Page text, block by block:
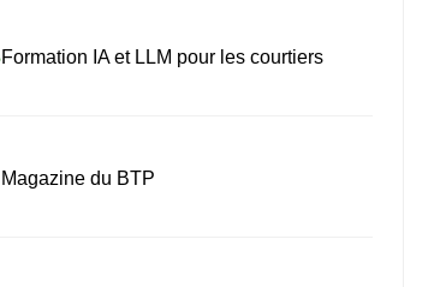
Formation IA et LLM pour les courtiers
Magazine du BTP